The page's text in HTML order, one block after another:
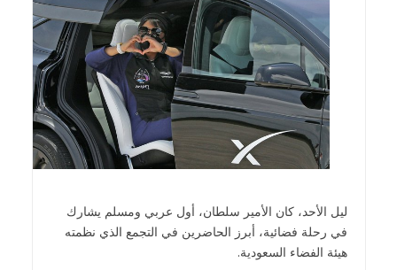
ليل الأحد، كان الأمير سلطان، أول عربي ومسلم يشارك
في رحلة فضائية، أبرز الحاضرين في التجمع الذي نظمته
هيئة الفضاء السعودية.